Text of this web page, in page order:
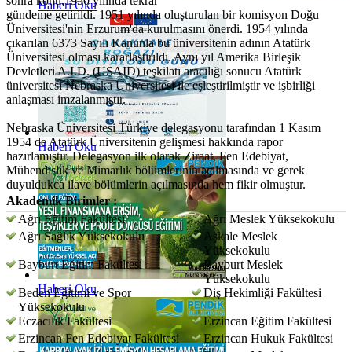
Haberi Oku
Haberi Oku
Haberi Oku
gündeme getirildi. 1951 yılında oluşturulan bir komisyon Doğu
Üniversitesi'nin Erzurum'da kurulmasını önerdi. 1954 yılında
çıkarılan 6373 Sayılı Kanunla bu üniversitenin adının Atatürk
Üniversitesi olması kararlaştırıldı. Aynı yıl Amerika Birleşik
Devletleri A.I.D. (USAID) teşkilatı aracılığı sonucu Atatürk
üniversitesi Nebraska Üniversitesi ile eşleştirilmiştir ve işbirliği
anlaşması imzalanmıştır.
Nebraska Üniversitesi Türkiye delegasyonu tarafından 1 Kasım
1954 de Atatürk Üniversitenin gelişmesi hakkında rapor
hazırlamıştır. Delegasyon ilk olarak Ziraat, Fen Edebiyat,
Mühendislik ve Mimarlık bölümlerinin açılmasında ve gerek
duyuldukca ilave bölümlerin açılmasında hem fikir olmuştur.
Akademik Birimler :
Ağrı Eğitim Fakültesi
Ağrı Meslek Yüksekokulu
Ağrı Sağlık Yüksekokulu
Aşkale Meslek
Yüksekokulu
Bayburt Eğitim Fakültesi
Bayburt Meslek
Yüksekokulu
Beden Eğitimi ve Spor
Yüksekokulu
Diş Hekimliği Fakültesi
Eczacılık Fakültesi
Erzincan Eğitim Fakültesi
Erzincan Fen Edebiyat Fakültesi
Erzincan Hukuk Fakültesi